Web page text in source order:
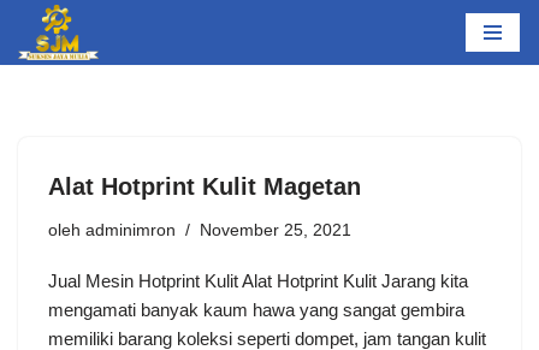
Lompat
Alat Hotprint Kulit Magetan
oleh adminimron November 25, 2021
Jual Mesin Hotprint Kulit Alat Hotprint Kulit Jarang kita
mengamati banyak kaum hawa yang sangat gembira
memiliki barang koleksi seperti dompet, jam tangan kulit